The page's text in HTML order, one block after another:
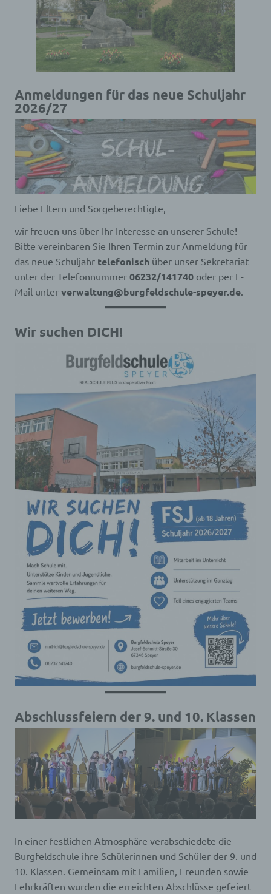
Anmeldungen für das neue Schuljahr
2026/27
Liebe Eltern und Sorgeberechtigte,
wir freuen uns über Ihr Interesse an unserer Schule!
Bitte vereinbaren Sie Ihren Termin zur Anmeldung für
das neue Schuljahr telefonisch über unser Sekretariat
unter der Telefonnummer 06232/141740 oder per E-
Mail unter verwaltung@burgfeldschule-speyer.de.
Wir suchen DICH!
Abschlussfeiern der 9. und 10. Klassen
In einer festlichen Atmosphäre verabschiedete die
Burgfeldschule ihre Schülerinnen und Schüler der 9. und
10. Klassen. Gemeinsam mit Familien, Freunden sowie
Lehrkräften wurden die erreichten Abschlüsse gefeiert